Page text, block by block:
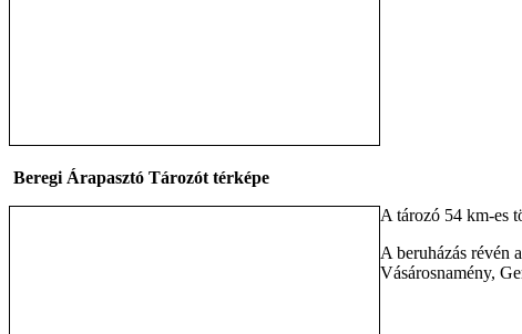
Beregi Árapasztó Tározót térképe
A tározó 54 km-es
A beruházás révén
Vásárosnamény,